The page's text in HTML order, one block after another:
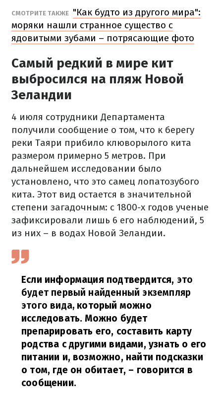
СМОТРИТЕ ТАКЖЕ "Как будто из другого мира":
моряки нашли странное существо с
ядовитыми зубами – потрясающие фото
Самый редкий в мире кит
выбросился на пляж Новой
Зеландии
4 июля сотрудники Департамента
получили сообщение о том, что к берегу
реки Таяри прибило клюворылого кита
размером примерно 5 метров. При
дальнейшем исследовании было
установлено, что это самец лопатозубого
кита. Этот вид остается в значительной
степени загадочным: с 1800-х годов ученые
зафиксировали лишь 6 его наблюдений, 5
из них – в водах Новой Зеландии.
Если информация подтвердится, это
будет первый найденный экземпляр
этого вида, который можно
исследовать. Можно будет
препарировать его, составить карту
родства с другими видами, узнать о его
питании и, возможно, найти подсказки
о том, где он обитает, – говорится в
сообщении.